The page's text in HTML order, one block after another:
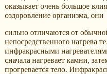
оказывает очень большое
оздоровление организма, они
сильно отличаются от
непосредственного нагрева
инфракрасными
сначала нагревает камни,
прогревается тело.